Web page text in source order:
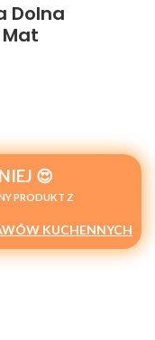
Dolna
😍
PRODUKT Z
KUCHENNYCH